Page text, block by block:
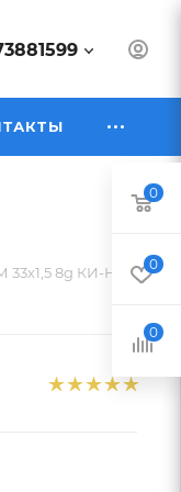
8g КИ-НЕ
0
0
0